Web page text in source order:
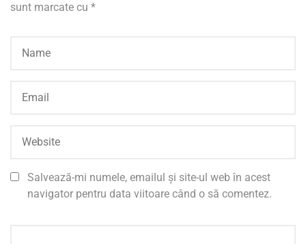
sunt marcate cu *
Salvează-mi numele, emailul și site-ul web în acest
navigator pentru data viitoare când o să comentez.